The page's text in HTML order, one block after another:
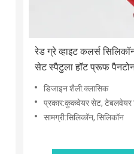
रेड ग्रे व्हाइट कलर्स
सेट स्पैटुला हॉट प्रूफ
डिजाइन शैली:क्लासिक
प्रकार:कुकवेयर सेट, टेबलवेयर
सामग्री:सिलिकॉन, सिलिकॉन